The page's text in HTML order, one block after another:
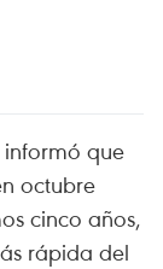
informó que
octubre
cinco años,
rápida del